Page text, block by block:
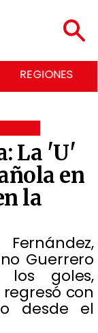
ECONOMÍA
La 'U'
en
la
Guerrero
goles,
con
desde el